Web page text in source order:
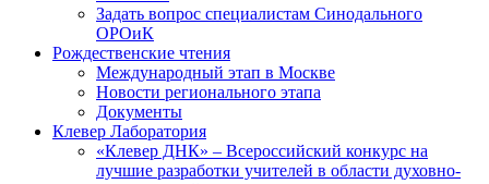
Задать вопрос специалистам Синодального
ОРОиК
Рождественские чтения
Международный этап в Москве
Новости регионального этапа
Документы
Клевер Лаборатория
«Клевер ДНК» – Всероссийский конкурс на
лучшие разработки учителей в области духовно-